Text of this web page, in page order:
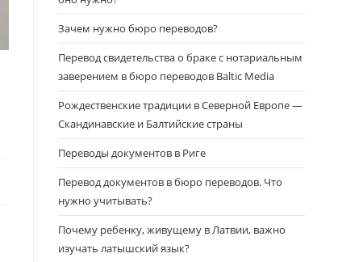
Зачем нужно бюро переводов?
Перевод свидетельства о браке с нотариальным
заверением в бюро переводов Baltic Media
Рождественские традиции в Северной Европе —
Скандинавские и Балтийские страны
Переводы документов в Риге
Перевод документов в бюро переводов. Что
нужно учитывать?
Почему ребенку, живущему в Латвии, важно
изучать латышский язык?